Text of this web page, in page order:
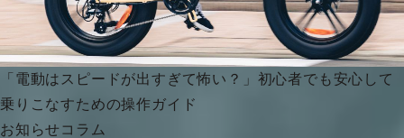
「電動はスピードが出すぎて怖い？」初心者でも安心して
乗りこなすための操作ガイド
お知らせ コラム